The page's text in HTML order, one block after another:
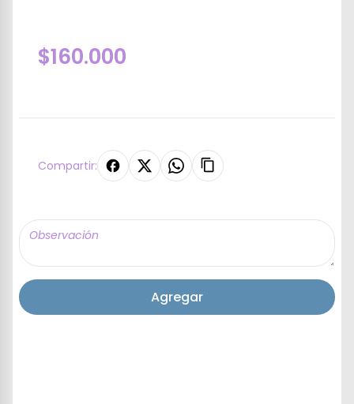
$160.000
Compartir:
Agregar